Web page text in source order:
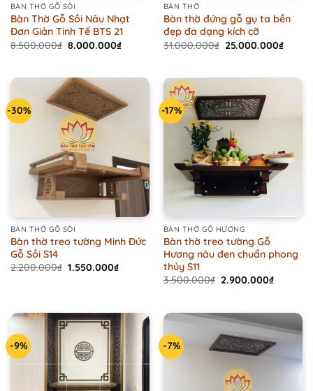
BÀN THỜ GỖ SỒI
Bàn Thờ Gỗ Sồi Nâu Nhạt
Đơn Giản Tinh Tế BTS 21
8.500.000₫ Original
8.000.000₫Current
BÀN THỜ
Bàn thờ đứng gỗ gụ ta bền
đẹp đa dạng kích cỡ
31.000.000₫ Original
25.000.000₫
-30%
BÀN THỜ GỖ SỒI
Bàn thờ treo tường Minh Đức
Gỗ Sồi S14
2.200.000₫ Original
1.550.000₫Current
-17%
BÀN THỜ GỖ HƯƠNG
Bàn thờ treo tường Gỗ
Hương nâu đen chuẩn phong
thủy S11
3.500.000₫ Original
2.900.000₫Current
-9% -7%